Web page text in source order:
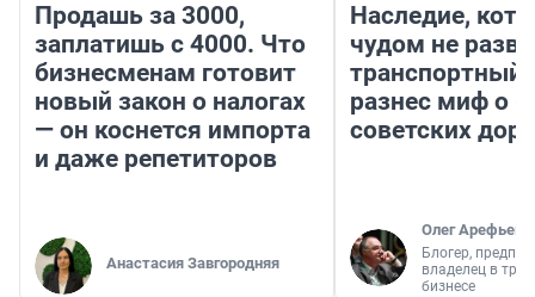
Продашь за 3000,
заплатишь с 4000. Что
бизнесменам готовит
новый закон о налогах
— он коснется импорта
и даже репетиторов
Анастасия Завгородняя
Наследие,
чудом не
транспортный
разнес миф о
советских
Олег Арефьев
Блогер,
владелец в
бизнесе